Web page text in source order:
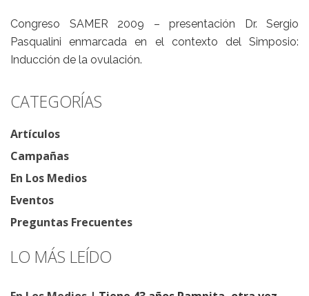
Congreso SAMER 2009 – presentación Dr. Sergio
Pasqualini enmarcada en el contexto del Simposio:
Inducción de la ovulación.
CATEGORÍAS
Artículos
Campañas
En Los Medios
Eventos
Preguntas Frecuentes
LO MÁS LEÍDO